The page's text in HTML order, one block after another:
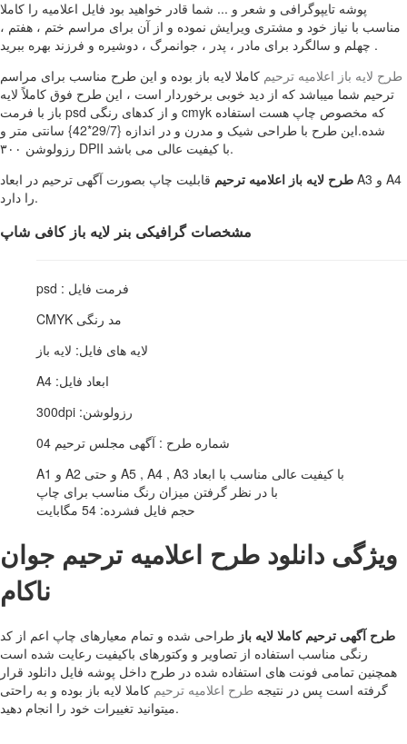
پوشه تایپوگرافی و شعر و ... شما قادر خواهید بود فایل اعلامیه را کاملا
مناسب با نیاز خود و مشتری ویرایش نموده و از آن برای مراسم ختم ، هفتم ،
چهلم و سالگرد برای مادر ، پدر ، جوانمرگ ، دوشیره و فرزند بهره ببرید .
طرح لایه باز اعلامیه ترحیم کاملا لایه باز بوده و این طرح مناسب برای مراسم
ترحیم شما میباشد که از دید خوبی برخوردار است ، این طرح فوق کاملاً لایه
باز با فرمت psd و از کدهای رنگی cmyk که مخصوص چاپ هست استفاده
شده.این طرح با طراحی شیک و مدرن و در اندازه {29/7*42} سانتی متر و
رزولوشن ۳۰۰ DPII با کیفیت عالی می باشد.
طرح لایه باز اعلامیه ترحیم قابلیت چاپ بصورت آگهی ترحیم در ابعاد A3 و A4
را دارد.
مشخصات گرافیکی بنر لایه باز کافی شاپ
فرمت فایل : psd
مد رنگی CMYK
لایه های فایل: لایه باز
ابعاد فایل: A4
رزولوشن: 300dpi
شماره طرح : آگهی مجلس ترحیم 04
با کیفیت عالی مناسب با ابعاد A5 , A4 , A3 و حتی A2 و A1
با در نظر گرفتن میزان رنگ مناسب برای چاپ
حجم فایل فشرده: 54 مگابایت
ویژگی دانلود طرح اعلامیه ترحیم جوان
ناکام
طرح آگهی ترحیم کاملا لایه باز طراحی شده و تمام معیارهای چاپ اعم از کد
رنگی مناسب استفاده از تصاویر و وکتورهای باکیفیت رعایت شده است
همچنین تمامی فونت های استفاده شده در طرح داخل پوشه فایل دانلود قرار
گرفته است پس در نتیجه طرح اعلامیه ترحیم کاملا لایه باز بوده و به راحتی
میتوانید تغییرات خود را انجام دهید.